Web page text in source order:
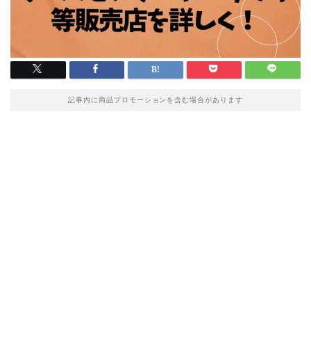
記事内に商品プロモーションを含む場合があります